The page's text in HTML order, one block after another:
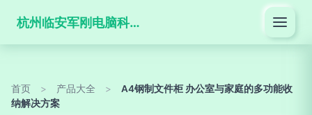
杭州临安军刚电脑科技有限公司
首页 > 产品大全 >
A4钢制文件柜 办公室与家庭的多功能收
纳解决方案